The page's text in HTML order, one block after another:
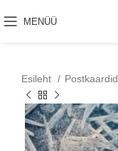
MENÜÜ
Esileht Postkaardid